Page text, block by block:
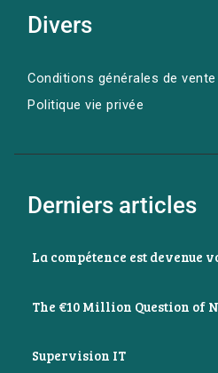
Divers
Conditions générales de vente
Politique vie privée
Derniers articles
La compétence est
The €10 Million Question of
Supervision IT